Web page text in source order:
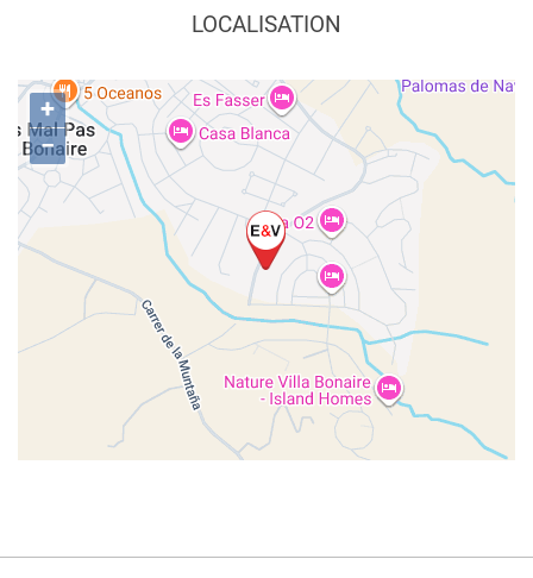
LOCALISATION
+
−